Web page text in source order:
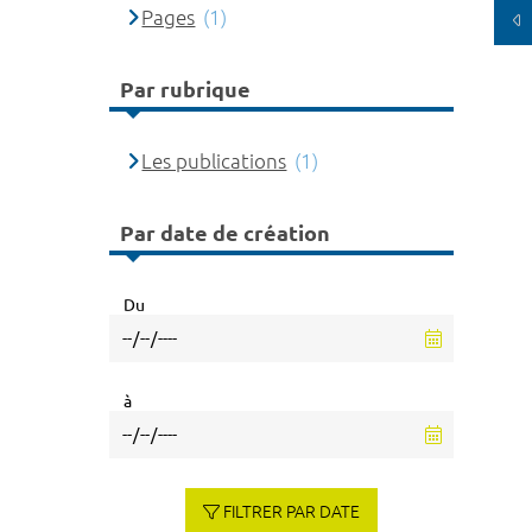
Pages (1)
Par rubrique
Les publications (1)
Par date de création
Du
à
FILTRER PAR DATE